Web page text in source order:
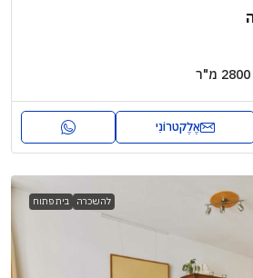
2800 מ"ר
אֶלֶקטרוֹנִי
להשכרה בית פתוח